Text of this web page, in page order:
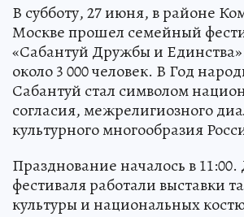
В субботу, 27 июня, в районе
Москве прошел семейный
«Сабантуй Дружбы и
около 3 000 человек. В Год
Сабантуй стал символом
согласия, межрелигиозного
культурного многообразия
Празднование началось в 11:00.
фестиваля работали выставки
культуры и национальных